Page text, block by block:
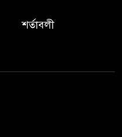
শর্তাবলী